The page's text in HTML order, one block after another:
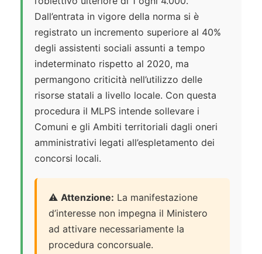
Dall’entrata in vigore della norma si è
registrato un incremento superiore al 40%
degli assistenti sociali assunti a tempo
indeterminato rispetto al 2020, ma
permangono criticità nell’utilizzo delle
risorse statali a livello locale. Con questa
procedura il MLPS intende sollevare i
Comuni e gli Ambiti territoriali dagli oneri
amministrativi legati all’espletamento dei
concorsi locali.
⚠️ Attenzione: La manifestazione
d’interesse non impegna il Ministero
ad attivare necessariamente la
procedura concorsuale.